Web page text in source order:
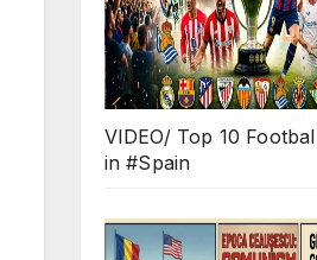
VIDEO/ Top 10
in #Spain